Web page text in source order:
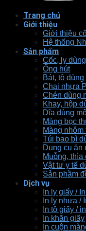
Trang chủ
Giới thiệu
Giới thiệu
Hệ thống
Sản phẩm
Cốc, ly
Ống hút
Bát, tô dùng
Chai nhựa
Chén dùng
Khay, hộp
Dĩa dùng
Màng bọc
Màng
Túi bao bì
Dụng cụ ăn
Muỗng, thìa
Vật tư y tế
Sản phầm
Dịch vụ
In ly giấy /
In ly nhựa /
In tô giấy /
In khăn giấy
In cuộn